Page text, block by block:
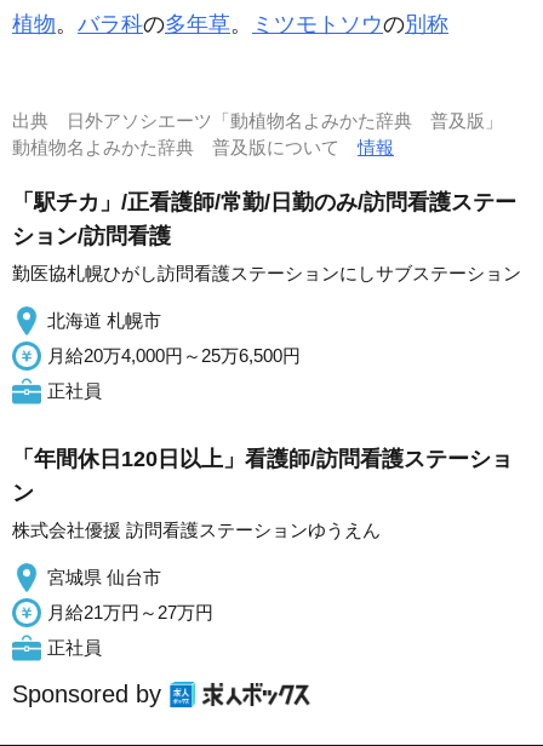
植物。 バラ科の多年草。 ミツモトソウの別称
出典
日外アソシエーツ「動植物名よみかた辞典 普及版」
動植物名よみかた辞典 普及版について情報
「駅チカ」/正看護師/常勤/日勤のみ/訪問看護ステー
ション/訪問看護
勤医協札幌ひがし訪問看護ステーションにしサブステーション
北海道 札幌市
月給20万4,000円～25万6,500円
正社員
「年間休日120日以上」看護師/訪問看護ステーショ
ン
株式会社優援 訪問看護ステーションゆうえん
宮城県 仙台市
月給21万円～27万円
正社員
Sponsored by